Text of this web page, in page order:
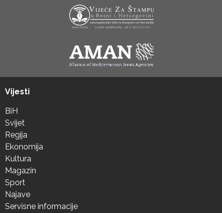
Vijesti
BiH
Svijet
Regija
Ekonomija
Kultura
Magazin
Sport
Najave
Servisne informacije